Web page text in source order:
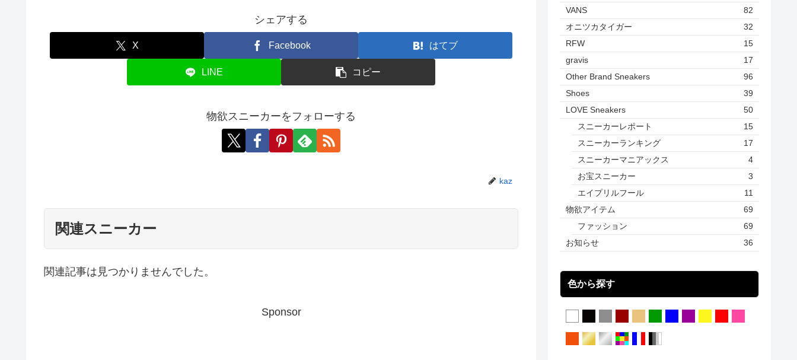
シェアする
X Facebook はてブ
LINE コピー
物欲スニーカーをフォローする
kaz
関連スニーカー
関連記事は見つかりませんでした。
Sponsor
VANS
82
オニツカタイガー
32
RFW
15
gravis
17
Other Brand Sneakers
96
Shoes
39
LOVE Sneakers
50
スニーカーレポート
15
スニーカーランキング
17
スニーカーマニアックス
4
お宝スニーカー
3
エイプリルフール
11
物欲アイテム
69
ファッション
69
お知らせ
36
色から探す